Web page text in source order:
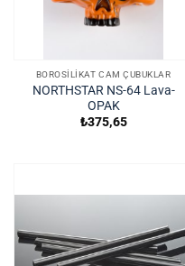
BOROSILIKAT CAM ÇUBUKLAR
NORTHSTAR NS-64 Lava-
OPAK
₺375,65